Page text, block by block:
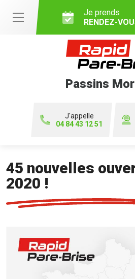
Je prends
RENDEZ-
Passins
J'appelle
04 84 43 12 51
45 nouvelles
2020 !